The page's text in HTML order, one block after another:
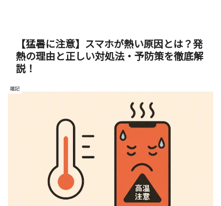
【猛暑に注意】スマホが熱い原因とは？発
熱の理由と正しい対処法・予防策を徹底解
説！
雑記